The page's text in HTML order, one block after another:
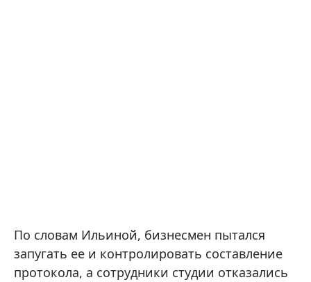
По словам Ильиной, бизнесмен пытался
запугать ее и контролировать составление
протокола, а сотрудники студии отказались